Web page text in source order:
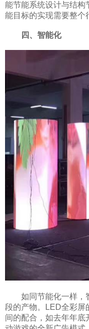
能节能系统设计与结构
能目标的实现需要整个
四、智能化
如同节能化一样，
段的产物。LED全彩屏
间的配合，如去年年底